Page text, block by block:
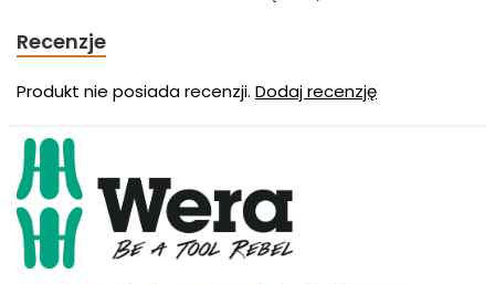
Recenzje
Produkt nie posiada recenzji. Dodaj recenzję